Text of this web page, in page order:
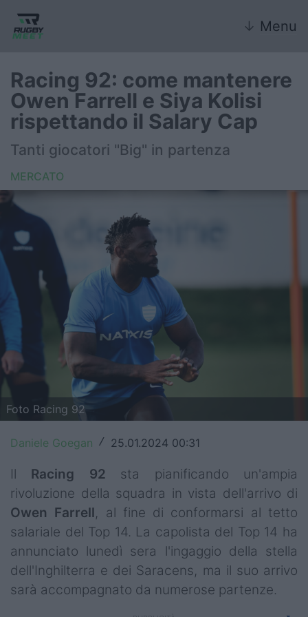
↓ Menu
Nazionale
Nazionali giovanili
Rugby Sevens
FIR
Internazionale
6 Nazioni
United Rugby Championship
Premiership
Champions Cup
Challenge Cup
World Rugby
Rugby World Cup
Super Rugby
Rugby in TV
Mercato
Serie A Elite
Racing 92: come mantenere
Owen Farrell e Siya Kolisi
rispettando il Salary Cap
Tanti giocatori "Big" in partenza
MERCATO
Foto Racing 92
Daniele Goegan / 25.01.2024 00:31
Il Racing 92 sta pianificando un'ampia
rivoluzione della squadra in vista dell'arrivo di
Owen Farrell, al fine di conformarsi al tetto
salariale del Top 14. La capolista del Top 14 ha
annunciato lunedì sera l'ingaggio della stella
dell'Inghilterra e dei Saracens, ma il suo arrivo
sarà accompagnato da numerose partenze.